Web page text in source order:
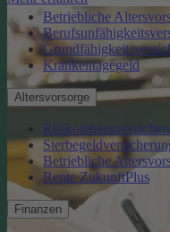
Betriebliche
Krankentagegeld
Altersvorsorge
Betriebliche
Rente ZukunftPlus
Finanzen